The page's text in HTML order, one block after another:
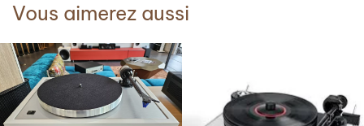
Vous aimerez aussi